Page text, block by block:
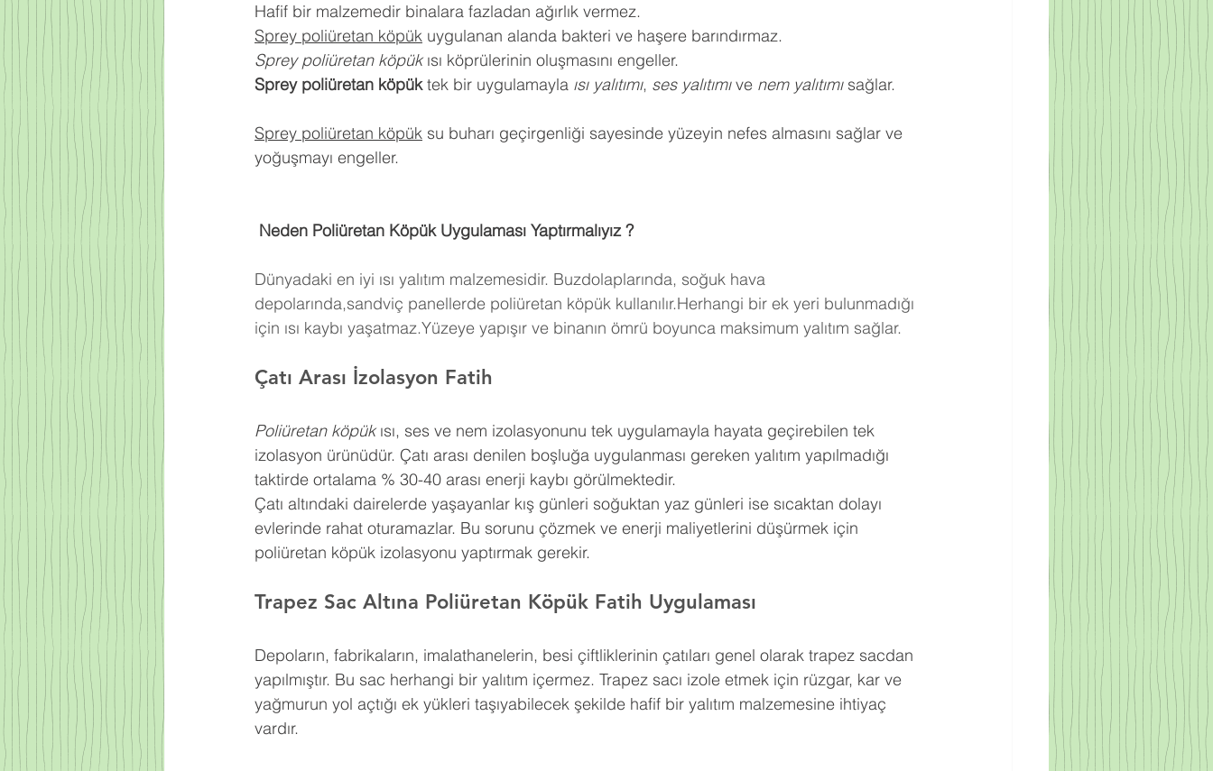
Hafif bir malzemedir binalara fazladan ağırlık vermez.
Sprey poliüretan köpük uygulanan alanda bakteri ve haşere barındırmaz.
Sprey poliüretan köpük ısı köprülerinin oluşmasını engeller.
Sprey poliüretan köpük tek bir uygulamayla ısı yalıtımı, ses yalıtımı ve nem yalıtımı sağlar.
Sprey poliüretan köpük su buharı geçirgenliği sayesinde yüzeyin nefes almasını sağlar ve
yoğuşmayı engeller.
Neden Poliüretan Köpük Uygulaması Yaptırmalıyız ?
Dünyadaki en iyi ısı yalıtım malzemesidir. Buzdolaplarında, soğuk hava
depolarında,sandviç panellerde poliüretan köpük kullanılır.Herhangi bir ek yeri bulunmadığı
için ısı kaybı yaşatmaz.Yüzeye yapışır ve binanın ömrü boyunca maksimum yalıtım sağlar.
Çatı Arası İzolasyon Fatih
Poliüretan köpük ısı, ses ve nem izolasyonunu tek uygulamayla hayata geçirebilen tek
izolasyon ürünüdür. Çatı arası denilen boşluğa uygulanması gereken yalıtım yapılmadığı
taktirde ortalama % 30-40 arası enerji kaybı görülmektedir.
Çatı altındaki dairelerde yaşayanlar kış günleri soğuktan yaz günleri ise sıcaktan dolayı
evlerinde rahat oturamazlar. Bu sorunu çözmek ve enerji maliyetlerini düşürmek için
poliüretan köpük izolasyonu yaptırmak gerekir.
Trapez Sac Altına Poliüretan Köpük Fatih Uygulaması
Depoların, fabrikaların, imalathanelerin, besi çiftliklerinin çatıları genel olarak trapez sacdan
yapılmıştır. Bu sac herhangi bir yalıtım içermez. Trapez sacı izole etmek için rüzgar, kar ve
yağmurun yol açtığı ek yükleri taşıyabilecek şekilde hafif bir yalıtım malzemesine ihtiyaç
vardır.